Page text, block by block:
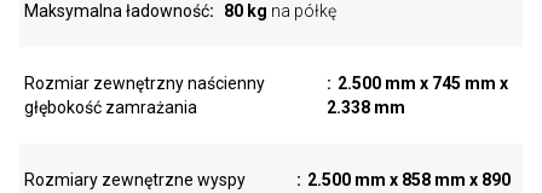
Maksymalna ładowność 80 kg na półkę
Rozmiar zewnętrzny naścienny
głębokość zamrażania
2.500 mm x 745 mm x
2.338 mm
Rozmiary zewnętrzne wyspy
2.500 mm x 858 mm x 890